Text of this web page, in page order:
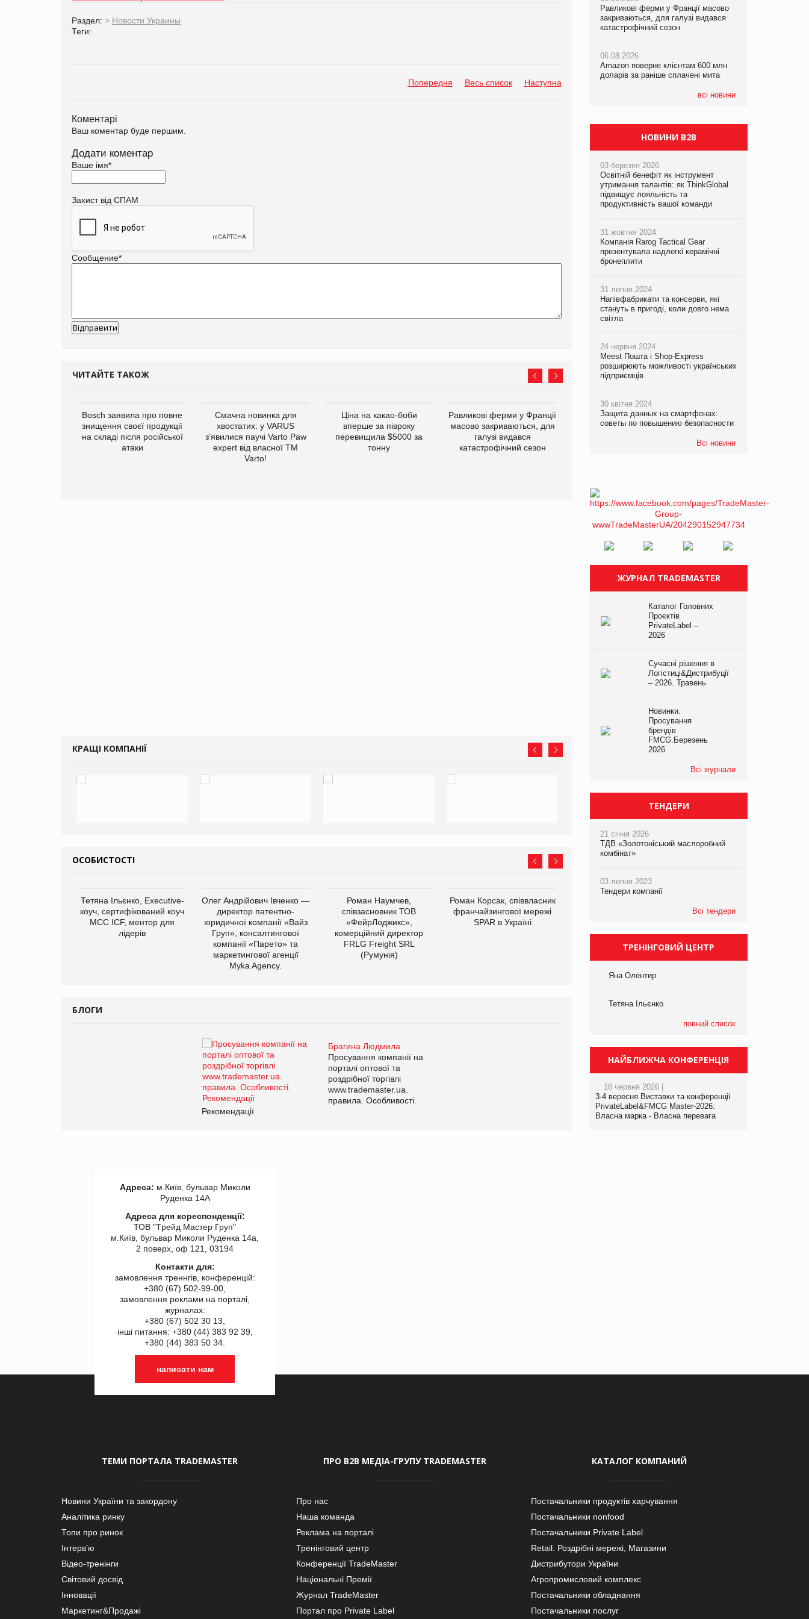
Раздел: > Новости Украины
Теги:
Попередня Весь список Наступна
Коментарі
Ваш коментар буде першим.
Додати коментар
Ваше імя*
Захист від СПАМ
Сообщение*
ЧИТАЙТЕ ТАКОЖ
Bosch заявила про повне
знищення своєї продукції
на складі після російської
атаки
Смачна новинка для
хвостатих: у VARUS
з’явилися паучі Varto Paw
expert від власної ТМ
Varto!
Ціна на какао-боби
вперше за півроку
перевищила $5000 за
тонну
Равликові ферми у Франції
масово закриваються, для
галузі видався
катастрофічний сезон
Amazon поверне клієнтам
600 млн доларів за раніше
У Євросоюзі набули
чинності нові правила
КРАЩІ КОМПАНІЇ
ОСОБИСТОСТІ
Тетяна Ільєнко, Executive-
коуч, сертифікований коуч
МСС ICF, ментор для
лідерів
Олег Андрійович Івченко —
директор патентно-
юридичної компанії «Вайз
Груп», консалтингової
компанії «Парето» та
маркетингової агенції
Myka Agency.
Роман Наумчев,
співзасновник ТОВ
«ФейрЛоджикс»,
комерційний директор
FRLG Freight SRL
(Румунія)
Роман Корсак, співвласник
франчайзингової мережі
SPAR в Україні
виробництва
компанії «УкраМарин»
БЛОГИ
Брагина Людмила
Просування компанії на
порталі оптової та
роздрібної торгівлі
www.trademaster.ua.
правила. Особливості.
Рекомендації
Брагина Людмила
Просування компанії на
www.trademaster.ua.
правила. Особливості.
Равликові ферми у Франції масово
закриваються, для галузі видався
катастрофічний сезон
06.08.2026
Amazon поверне клієнтам 600 млн
доларів за раніше сплачені мита
всі новини
05.08.2026
ТОКЕРИ
Сергій Лісунов про заморожені
Amazon поверне клієнтам 600 млн
доларів за раніше сплачені мита
У Євросоюзі набули чинності нові
правила щодо штучного інтелекту
НОВИНИ B2B
03 березня 2026
Освітній бенефіт як інструмент
утримання талантів: як ThinkGlobal
підвищує лояльність та
продуктивність вашої команди
31 жовтня 2024
Компанія Rarog Tactical Gear
презентувала надлегкі керамічні
бронеплити
31 липня 2024
Напівфабрикати та консерви, які
стануть в пригоді, коли довго нема
світла
24 червня 2024
Meest Пошта і Shop-Express
розширюють можливості українських
підприємців
30 квітня 2024
Защита данных на смартфонах:
советы по повышению безопасности
Всі новини
ЖУРНАЛ TRADEMASTER
Каталог Головних
Проєктів
PrivateLabel –
2026
Сучасні рішення в
Логістиці&Дистрибуції
– 2026. Травень
Новинки.
Просування
брендів
FMCG.Березень
2026
Всі журнали
ТЕНДЕРИ
21 січня 2026
ТДВ «Золотоніський маслоробний
комбінат»
03 липня 2023
Тендери компанії
Всі тендери
ТРЕНІНГОВИЙ ЦЕНТР
Яна Олентир
Тетяна Ільєнко
повний список
НАЙБЛИЖЧА КОНФЕРЕНЦІЯ
18 червня 2026 |
3-4 вересня Виставки та конференції
PrivateLabel&FMCG Master-2026:
Власна марка - Власна перевага
Адреса: м.Київ, бульвар Миколи
Руденка 14А
Адреса для кореспонденції:
ТОВ "Tрейд Мастер Груп"
м.Київ, бульвар Миколи Руденка 14а,
2 поверх, оф 121, 03194
Контакти для:
замовлення треннгів, конференцій:
+380 (67) 502-99-00,
замовлення реклами на порталі,
журналах:
+380 (67) 502 30 13,
інші питання: +380 (44) 383 92 39,
+380 (44) 383 50 34.
написати нам
ТЕМИ ПОРТАЛА TRADEMASTER
Новини України та закордону
Аналітика ринку
Топи про ринок
Інтерв’ю
Відео-тренінги
Світовий досвід
Інновації
Маркетинг&Продажі
ПРО В2В МЕДІА-ГРУПУ TRADEMASTER
Про нас
Наша команда
Реклама на порталі
Тренінговий центр
Конференції TradeMaster
Національні Премії
Журнал TradeMaster
Портал про Private Label
КАТАЛОГ КОМПАНИЙ
Постачальники продуктів харчування
Постачальники nonfood
Постачальники Private Label
Retail. Роздрібні мережі, Магазини
Дистрибутори України
Агропромисловий комплекс
Постачальники обладнання
Постачальники послуг